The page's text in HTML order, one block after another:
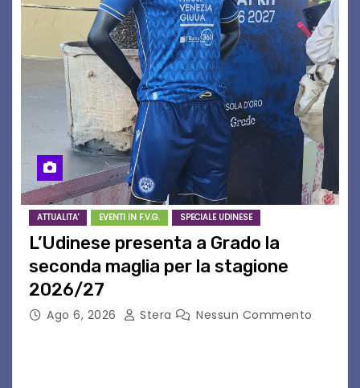
ATTUALITA' EVENTI IN F.V.G. SPECIALE UDINESE
L’Udinese presenta a Grado la
seconda maglia per la stagione
2026/27
Ago 6, 2026 Stera Nessun Commento